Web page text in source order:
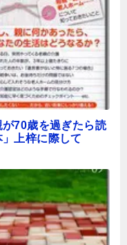
が70歳を過ぎたら読
」上梓に際して